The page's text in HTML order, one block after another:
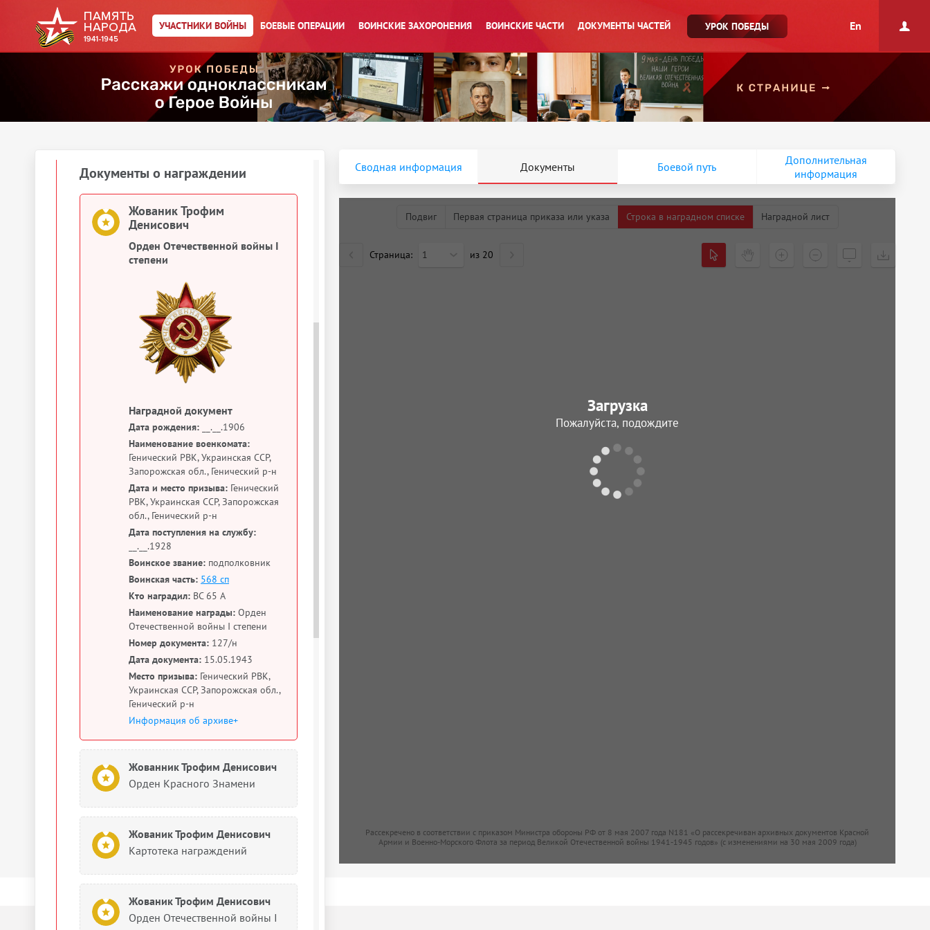
УЧАСТНИКИ ВОЙНЫ БОЕВЫЕ ОПЕРАЦИИ ВОИНСКИЕ ЗАХОРОНЕНИЯ ВОИНСКИЕ ЧАСТИ ДОКУМЕНТЫ ЧАСТЕЙ УРОК ПОБЕДЫ En
Денисович
Учетно-послужная картотека
Жованик (Жованник) Трофим
Дионисьевич (Денисович)
Учетно-послужная картотека
Документы о награждении
Жованик Трофим
Денисович
Орден Отечественной войны I
степени
Наградной документ
Дата рождения: __.__.1906
Наименование военкомата:
Генический РВК, Украинская ССР,
Запорожская обл., Генический р-н
Дата и место призыва: Генический
РВК, Украинская ССР, Запорожская
обл., Генический р-н
Дата поступления на службу:
__.__.1928
Воинское звание: подполковник
Воинская часть: 568 сп
Кто наградил: ВС 65 А
Наименование награды: Орден
Отечественной войны I степени
Номер документа: 127/н
Дата документа: 15.05.1943
Место призыва: Генический РВК,
Украинская ССР, Запорожская обл.,
Генический р-н
Информация об архиве+
Жованник Трофим Денисович
Орден Красного Знамени
Жованик Трофим Денисович
Картотека награждений
Жованик Трофим Денисович
Орден Отечественной войны I
Сводная информация Документы Боевой путь
Дополнительная
информация
Подвиг Первая страница приказа или указа Строка в наградном списке Наградной лист
Страница: 1 из 20
Рассекречено в соответствии с приказом Министра обороны РФ от 8 мая 2007 года N181 «О рассекречиван архивных документов Красной
Армии и Военно-Морского Флота за период Великой Отечественной войны 1941-1945 годов» (с изменениями на 30 мая 2009 года)
Загрузка
Пожалуйста, подождите